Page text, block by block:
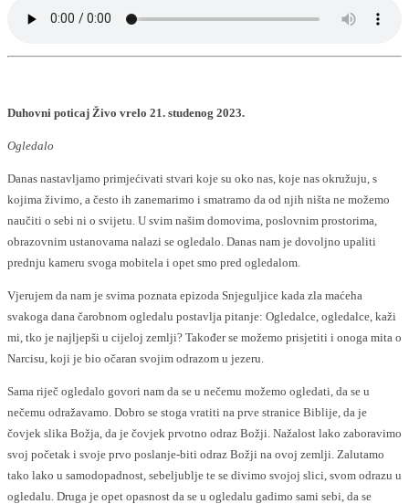
Duhovni poticaj Živo vrelo 21. studenog 2023.
Ogledalo
Danas nastavljamo primjećivati stvari koje su oko nas, koje nas okružuju, s
kojima živimo, a često ih zanemarimo i smatramo da od njih ništa ne možemo
naučiti o sebi ni o svijetu. U svim našim domovima, poslovnim prostorima,
obrazovnim ustanovama nalazi se ogledalo. Danas nam je dovoljno upaliti
prednju kameru svoga mobitela i opet smo pred ogledalom.
Vjerujem da nam je svima poznata epizoda Snjeguljice kada zla maćeha
svakoga dana čarobnom ogledalu postavlja pitanje: Ogledalce, ogledalce, kaži
mi, tko je najljepši u cijeloj zemlji? Također se možemo prisjetiti i onoga mita o
Narcisu, koji je bio očaran svojim odrazom u jezeru.
Sama riječ ogledalo govori nam da se u nečemu možemo ogledati, da se u
nečemu odražavamo. Dobro se stoga vratiti na prve stranice Biblije, da je
čovjek slika Božja, da je čovjek prvotno odraz Božji. Nažalost lako zaboravimo
svoj početak i svoje prvo poslanje-biti odraz Božji na ovoj zemlji. Zalutamo
tako lako u samodopadnost, sebeljublje te se divimo svojoj slici, svom odrazu u
ogledalu. Druga je opet opasnost da se u ogledalu gadimo sami sebi, da se